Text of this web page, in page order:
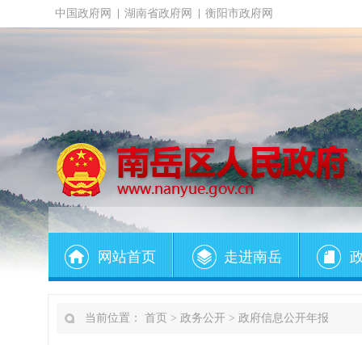
中国政府网 湖南省政府网 衡阳市政府网
网站首页 走进南岳
当前位置： 首页 > 政务公开 > 政府信息公开年报